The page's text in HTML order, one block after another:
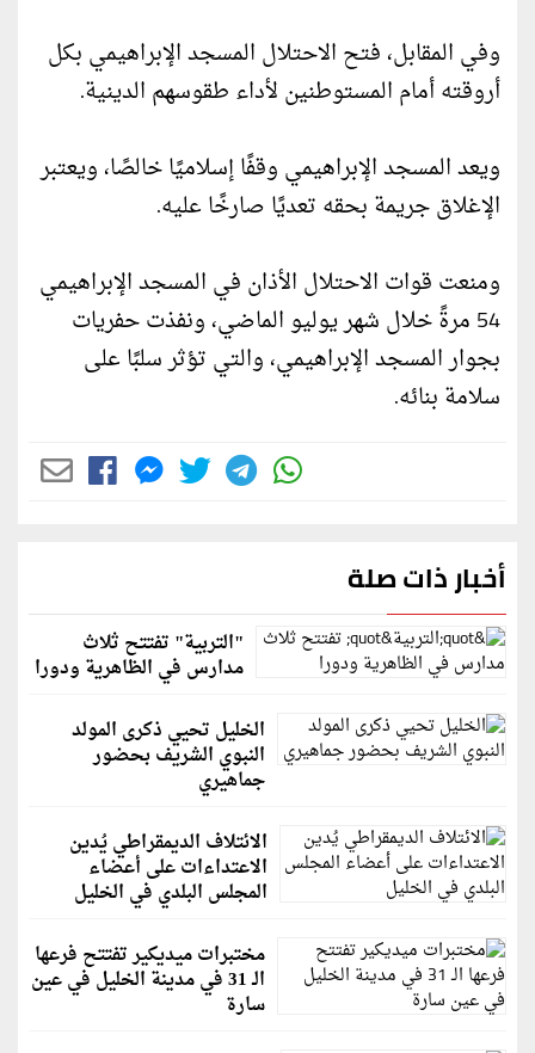
وفي المقابل، فتح الاحتلال المسجد الإبراهيمي بكل
أروقته أمام المستوطنين لأداء طقوسهم الدينية.
ويعد المسجد الإبراهيمي وقفًا إسلاميًا خالصًا، ويعتبر
الإغلاق جريمة بحقه تعديًا صارخًا عليه.
ومنعت قوات الاحتلال الأذان في المسجد الإبراهيمي
54 مرةً خلال شهر يوليو الماضي، ونفذت حفريات
بجوار المسجد الإبراهيمي، والتي تؤثر سلبًا على
سلامة بنائه.
أخبار ذات صلة
"التربية" تفتتح ثلاث
مدارس في الظاهرية ودورا
الخليل تحيي ذكرى المولد
النبوي الشريف بحضور
جماهيري
الائتلاف الديمقراطي يُدين
الاعتداءات على أعضاء
المجلس البلدي في الخليل
مختبرات ميديكير تفتتح فرعها
الـ 31 في مدينة الخليل في عين
سارة